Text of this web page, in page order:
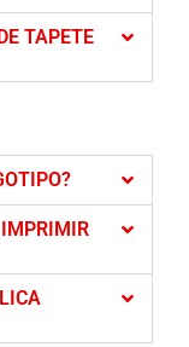
de tu
TAPETE
IMPRIMIR